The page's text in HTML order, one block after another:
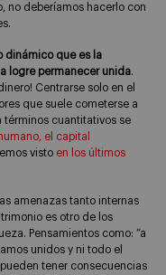
no deberíamos hacerlo con
dinámico que es la
logre permanecer unida.
Centrarse solo en el
que suele cometerse a
términos cuantitativos se
el capital
visto en los últimos
amenazas tanto internas
es otro de los
Pensamientos como: “a
unidos y ni todo el
tener consecuencias